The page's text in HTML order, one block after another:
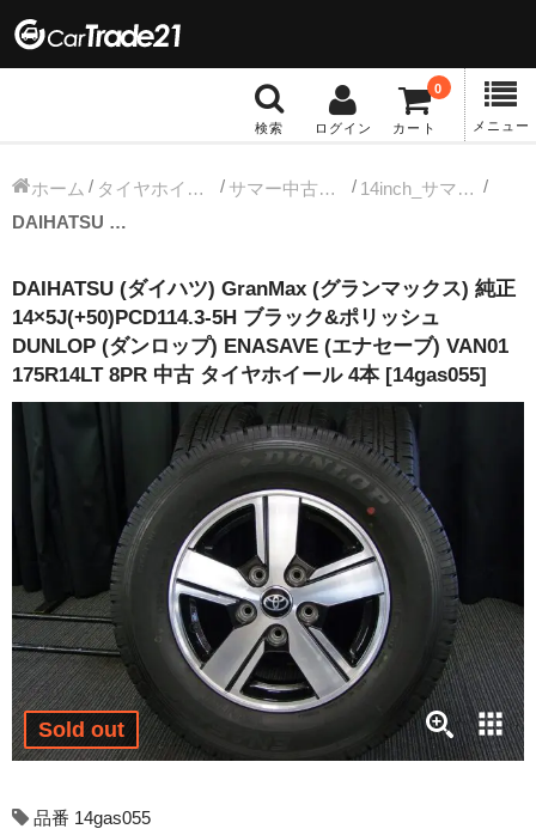
検索 ログイン カート
0
メニュー
冬タイヤホイール
13インチ：冬タイヤホイール
14インチ：冬タイヤホイール
15インチ：冬タイヤホイール
16インチ：冬タイヤホイール
17インチ：冬タイヤホイール
18インチ：冬タイヤホイール
19インチ：冬タイヤホイール
20インチ：冬タイヤホイール
ホーム タイヤホイールセット サマー中古タイヤホイール
14inch_サマー中古タイヤホイール
DAIHATSU (ダイハツ) GranMax (グランマックス) 純正 14×5J(+50)PCD114.3-5H ブラック&ポリッシュ DUNLOP (ダンロップ) ENASAVE (エナセーブ) VAN01 175R14LT 8PR 中古 タイヤホイール 4本 [14gas055]
DAIHATSU (ダイハツ) GranMax (グランマックス) 純正
14×5J(+50)PCD114.3-5H ブラック&ポリッシュ
DUNLOP (ダンロップ) ENASAVE (エナセーブ) VAN01
175R14LT 8PR 中古 タイヤホイール 4本 [14gas055]
Sold out
品番 14gas055